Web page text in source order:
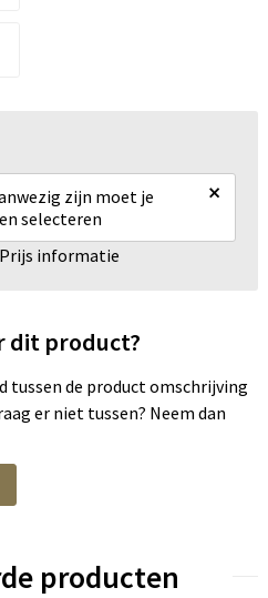
zijn moet je
selecteren
×
informatie
dit product?
de product omschrijving
er niet tussen? Neem dan
producten